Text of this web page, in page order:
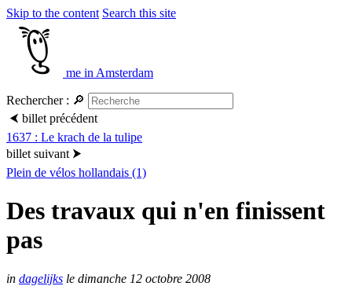
Skip to the content Search this site
me in Amsterdam
Rechercher : 🔎
⮜ billet précédent
1637 : Le krach de la tulipe
billet suivant ⮞
Plein de vélos hollandais (1)
Des travaux qui n'en finissent
pas
in dagelijks le dimanche 12 octobre 2008